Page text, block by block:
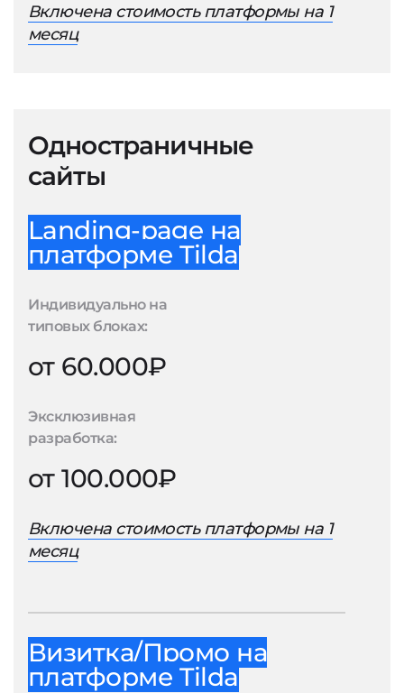
Включена стоимость платформы на 1
месяц
Одностраничные
сайты
Landing-page на
платформе Tilda
Индивидуально на
типовых блоках:
от 60.000₽
Эксклюзивная
разработка:
от 100.000₽
Включена стоимость платформы на 1
месяц
Визитка/Промо на
платформе Tilda